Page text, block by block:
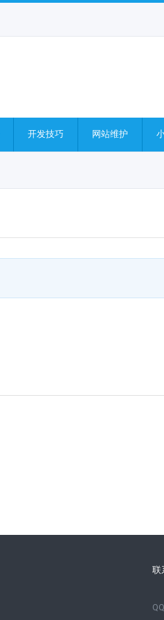
开发技巧 网站维护
联